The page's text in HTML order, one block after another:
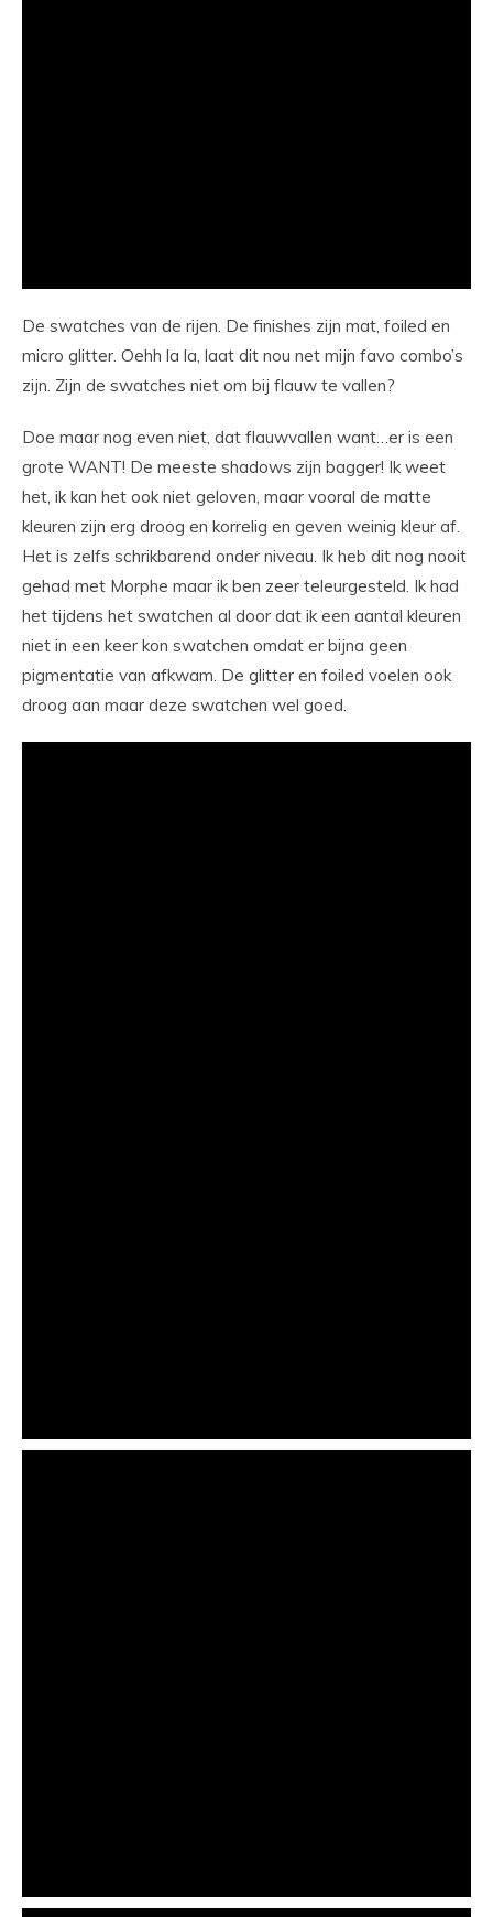
De swatches van de rijen. De finishes zijn mat, foiled en
micro glitter. Oehh la la, laat dit nou net mijn favo combo’s
zijn. Zijn de swatches niet om bij flauw te vallen?
Doe maar nog even niet, dat flauwvallen want…er is een
grote WANT! De meeste shadows zijn bagger! Ik weet
het, ik kan het ook niet geloven, maar vooral de matte
kleuren zijn erg droog en korrelig en geven weinig kleur af.
Het is zelfs schrikbarend onder niveau. Ik heb dit nog nooit
gehad met Morphe maar ik ben zeer teleurgesteld. Ik had
het tijdens het swatchen al door dat ik een aantal kleuren
niet in een keer kon swatchen omdat er bijna geen
pigmentatie van afkwam. De glitter en foiled voelen ook
droog aan maar deze swatchen wel goed.